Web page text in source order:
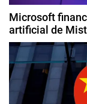
Microsoft
artificial de